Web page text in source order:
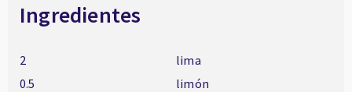
Ingredientes
2
lima
0.5
limón